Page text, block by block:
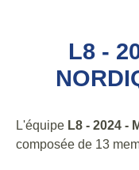
L8 -
L'équipe L8 - 2024 -
composée de 13